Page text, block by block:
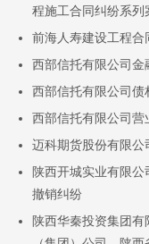
程施工合同纠纷系列
前海人寿建设工程合
西部信托有限公司
西部信托有限公司
西部信托有限公司营
迈科期货股份有限
陕西开城实业有限
撤销纠纷
陕西华秦投资集团